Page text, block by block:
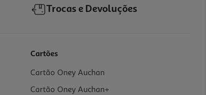
Trocas e Devoluções
Cartões
Cartão Oney Auchan
Cartão Oney Auchan+